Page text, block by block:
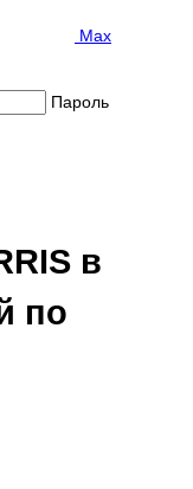
Max
Пароль
в
по